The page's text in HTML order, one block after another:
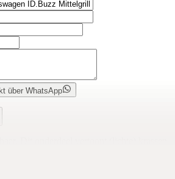
über WhatsApp